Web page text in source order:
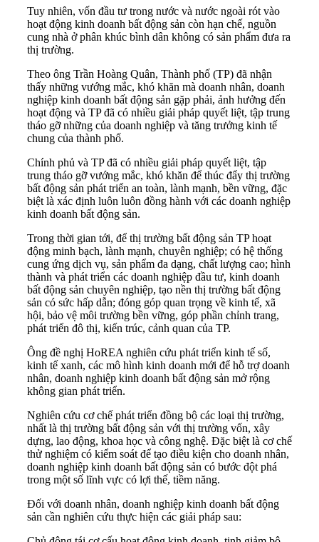
Tuy nhiên, vốn đầu tư trong nước và nước ngoài rót vào
hoạt động kinh doanh bất động sản còn hạn chế, nguồn
cung nhà ở phân khúc bình dân không có sản phẩm đưa ra
thị trường.
Theo ông Trần Hoàng Quân, Thành phố (TP) đã nhận
thấy những vướng mắc, khó khăn mà doanh nhân, doanh
nghiệp kinh doanh bất động sản gặp phải, ảnh hưởng đến
hoạt động và TP đã có nhiều giải pháp quyết liệt, tập trung
tháo gỡ những của doanh nghiệp và tăng trưởng kinh tế
chung của thành phố.
Chính phủ và TP đã có nhiều giải pháp quyết liệt, tập
trung tháo gỡ vướng mắc, khó khăn để thúc đẩy thị trường
bất động sản phát triển an toàn, lành mạnh, bền vững, đặc
biệt là xác định luôn luôn đồng hành với các doanh nghiệp
kinh doanh bất động sản.
Trong thời gian tới, để thị trường bất động sản TP hoạt
động minh bạch, lành mạnh, chuyên nghiệp; có hệ thống
cung ứng dịch vụ, sản phẩm đa dạng, chất lượng cao; hình
thành và phát triển các doanh nghiệp đầu tư, kinh doanh
bất động sản chuyên nghiệp, tạo nền thị trường bất động
sản có sức hấp dẫn; đóng góp quan trọng về kinh tế, xã
hội, bảo vệ môi trường bền vững, góp phần chỉnh trang,
phát triển đô thị, kiến trúc, cảnh quan của TP.
Ông đề nghị HoREA nghiên cứu phát triển kinh tế số,
kinh tế xanh, các mô hình kinh doanh mới để hỗ trợ doanh
nhân, doanh nghiệp kinh doanh bất động sản mở rộng
không gian phát triển.
Nghiên cứu cơ chế phát triển đồng bộ các loại thị trường,
nhất là thị trường bất động sản với thị trường vốn, xây
dựng, lao động, khoa học và công nghệ. Đặc biệt là cơ chế
thử nghiệm có kiểm soát để tạo điều kiện cho doanh nhân,
doanh nghiệp kinh doanh bất động sản có bước đột phá
trong một số lĩnh vực có lợi thế, tiềm năng.
Đối với doanh nhân, doanh nghiệp kinh doanh bất động
sản cần nghiên cứu thực hiện các giải pháp sau: